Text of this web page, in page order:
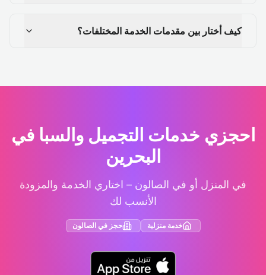
كيف أختار بين مقدمات الخدمة المختلفات؟
احجزي خدمات التجميل والسبا في
البحرين
في المنزل أو في الصالون – اختاري الخدمة والمزودة
الأنسب لك
خدمة منزلية حجز في الصالون